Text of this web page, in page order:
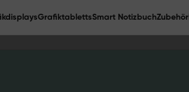
GrafiktablettsSmart NotizbuchZubehör